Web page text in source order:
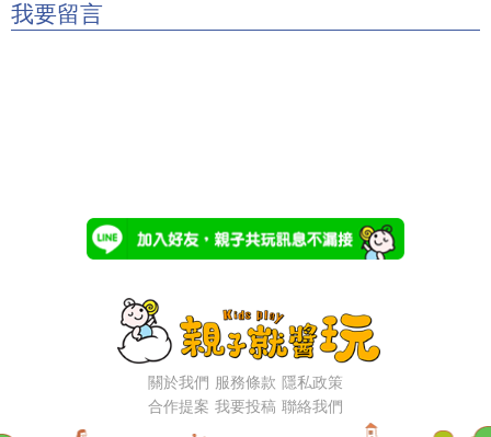
我要留言
關於我們 服務條款 隱私政策
合作提案 我要投稿 聯絡我們